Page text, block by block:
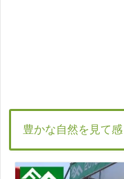
豊かな自然を見て